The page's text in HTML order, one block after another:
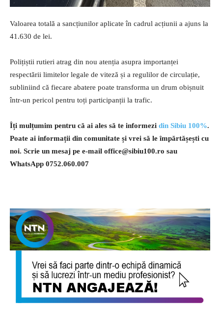
Valoarea totală a sancțiunilor aplicate în cadrul acțiunii a ajuns la
41.630 de lei.
Polițiștii rutieri atrag din nou atenția asupra importanței
respectării limitelor legale de viteză și a regulilor de circulație,
subliniind că fiecare abatere poate transforma un drum obișnuit
într-un pericol pentru toți participanții la trafic.
Îți mulțumim pentru că ai ales să te informezi din Sibiu 100%.
Poate ai informații din comunitate și vrei să le împărtășești cu
noi. Scrie un mesaj pe e-mail office@sibiu100.ro sau
WhatsApp 0752.060.007